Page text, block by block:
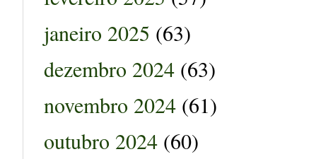
janeiro 2025 (63)
dezembro 2024 (63)
novembro 2024 (61)
outubro 2024 (60)